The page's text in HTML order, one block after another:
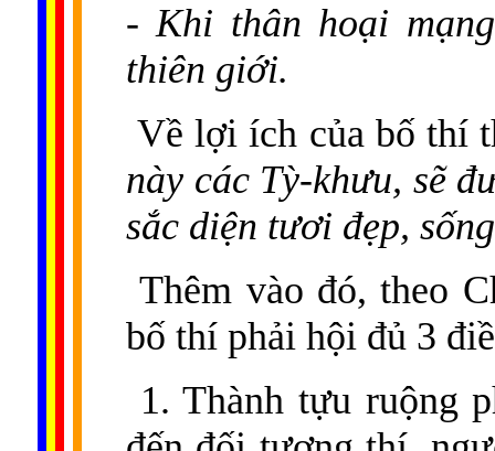
- Khi thân hoại
thiên giới.
Về lợi ích của bố thí
này các Tỳ-khưu, sẽ
sắc diện tươi đẹp,
Thêm vào đó, theo
bố thí phải hội đủ 3
1. Thành tựu ruộng